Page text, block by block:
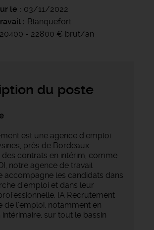
le
03/11/2022
Blanquefort
20400 - 22800 € brut/an
du poste
est une agence d'emploi
près de Bordeaux.
contrats en intérim, comme
notre agence de travail
accompagne les candidats dans
d'emploi et dans leur
IA Recrutement
de l'emploi, notamment en
sur tout le bassin